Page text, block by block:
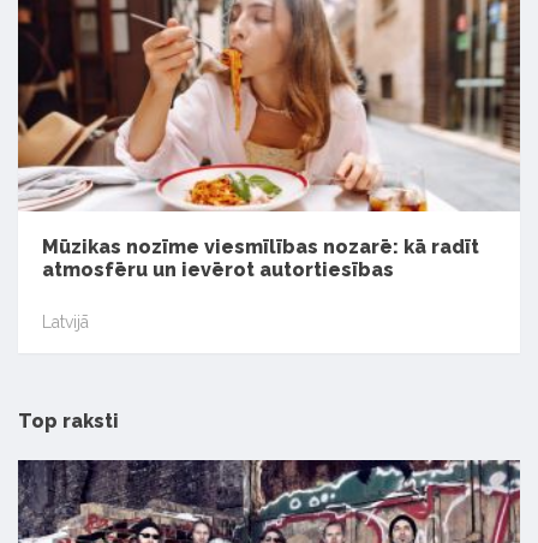
Mūzikas nozīme viesmīlības nozarē: kā radīt
atmosfēru un ievērot autortiesības
Latvijā
Top raksti